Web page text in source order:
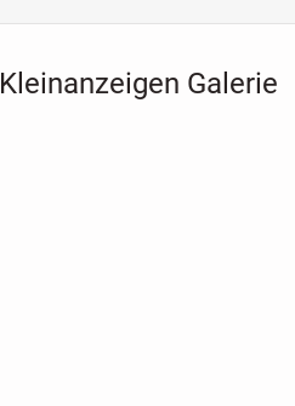
Kleinanzeigen Galerie